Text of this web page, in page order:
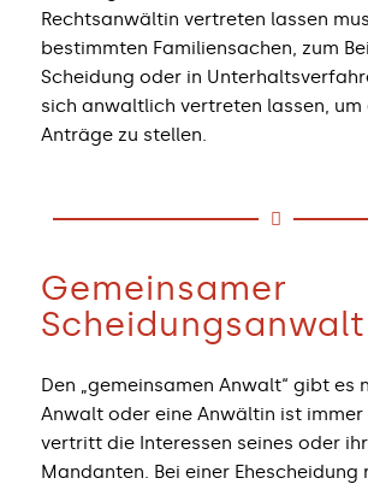
Rechtsanwältin vertreten lassen
bestimmten Familiensachen, zum
Scheidung oder in
sich anwaltlich vertreten lassen, um
Anträge zu stellen.
Gemeinsamer
Scheidungsanwalt
Den „gemeinsamen Anwalt“ gibt es
Anwalt oder eine Anwältin ist
vertritt die Interessen seines oder
Mandanten. Bei einer Ehescheidung